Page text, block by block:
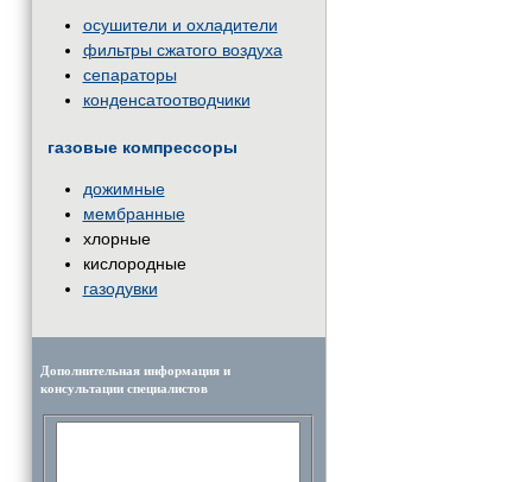
осушители и охладители
фильтры сжатого воздуха
сепараторы
конденсатоотводчики
газовые компрессоры
дожимные
мембранные
хлорные
кислородные
газодувки
Дополнительная информация и
консультации специалистов